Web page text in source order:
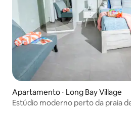
Apartamento ⋅ Long Bay Village
Estúdio moderno perto da praia